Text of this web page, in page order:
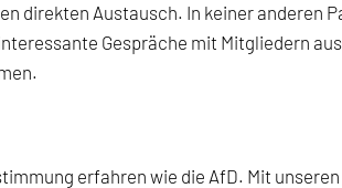
direkten Austausch. In keiner anderen
Gespräche mit Mitgliedern
erfahren wie die AfD. Mit